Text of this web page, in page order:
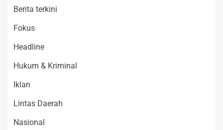
Berita terkini
Fokus
Headline
Hukum & Kriminal
Iklan
Lintas Daerah
Nasional